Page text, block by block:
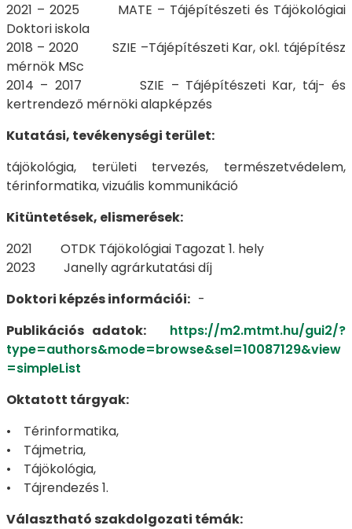
2021 – 2025 MATE – Tájépítészeti és Tájökológiai
Doktori iskola
2018 – 2020 SZIE –Tájépítészeti Kar, okl. tájépítész
mérnök MSc
2014 – 2017 SZIE – Tájépítészeti Kar, táj- és
kertrendező mérnöki alapképzés
Kutatási, tevékenységi terület:
tájökológia, területi tervezés, természetvédelem,
térinformatika, vizuális kommunikáció
Kitüntetések, elismerések:
2021 OTDK Tájökológiai Tagozat 1. hely
2023 Janelly agrárkutatási díj
Doktori képzés információi: -
Publikációs adatok:
https://m2.mtmt.hu/gui2/?
type=authors&mode=browse&sel=10087129&view
=simpleList
Oktatott tárgyak:
• Térinformatika,
• Tájmetria,
• Tájökológia,
• Tájrendezés 1.
Választható szakdolgozati témák: